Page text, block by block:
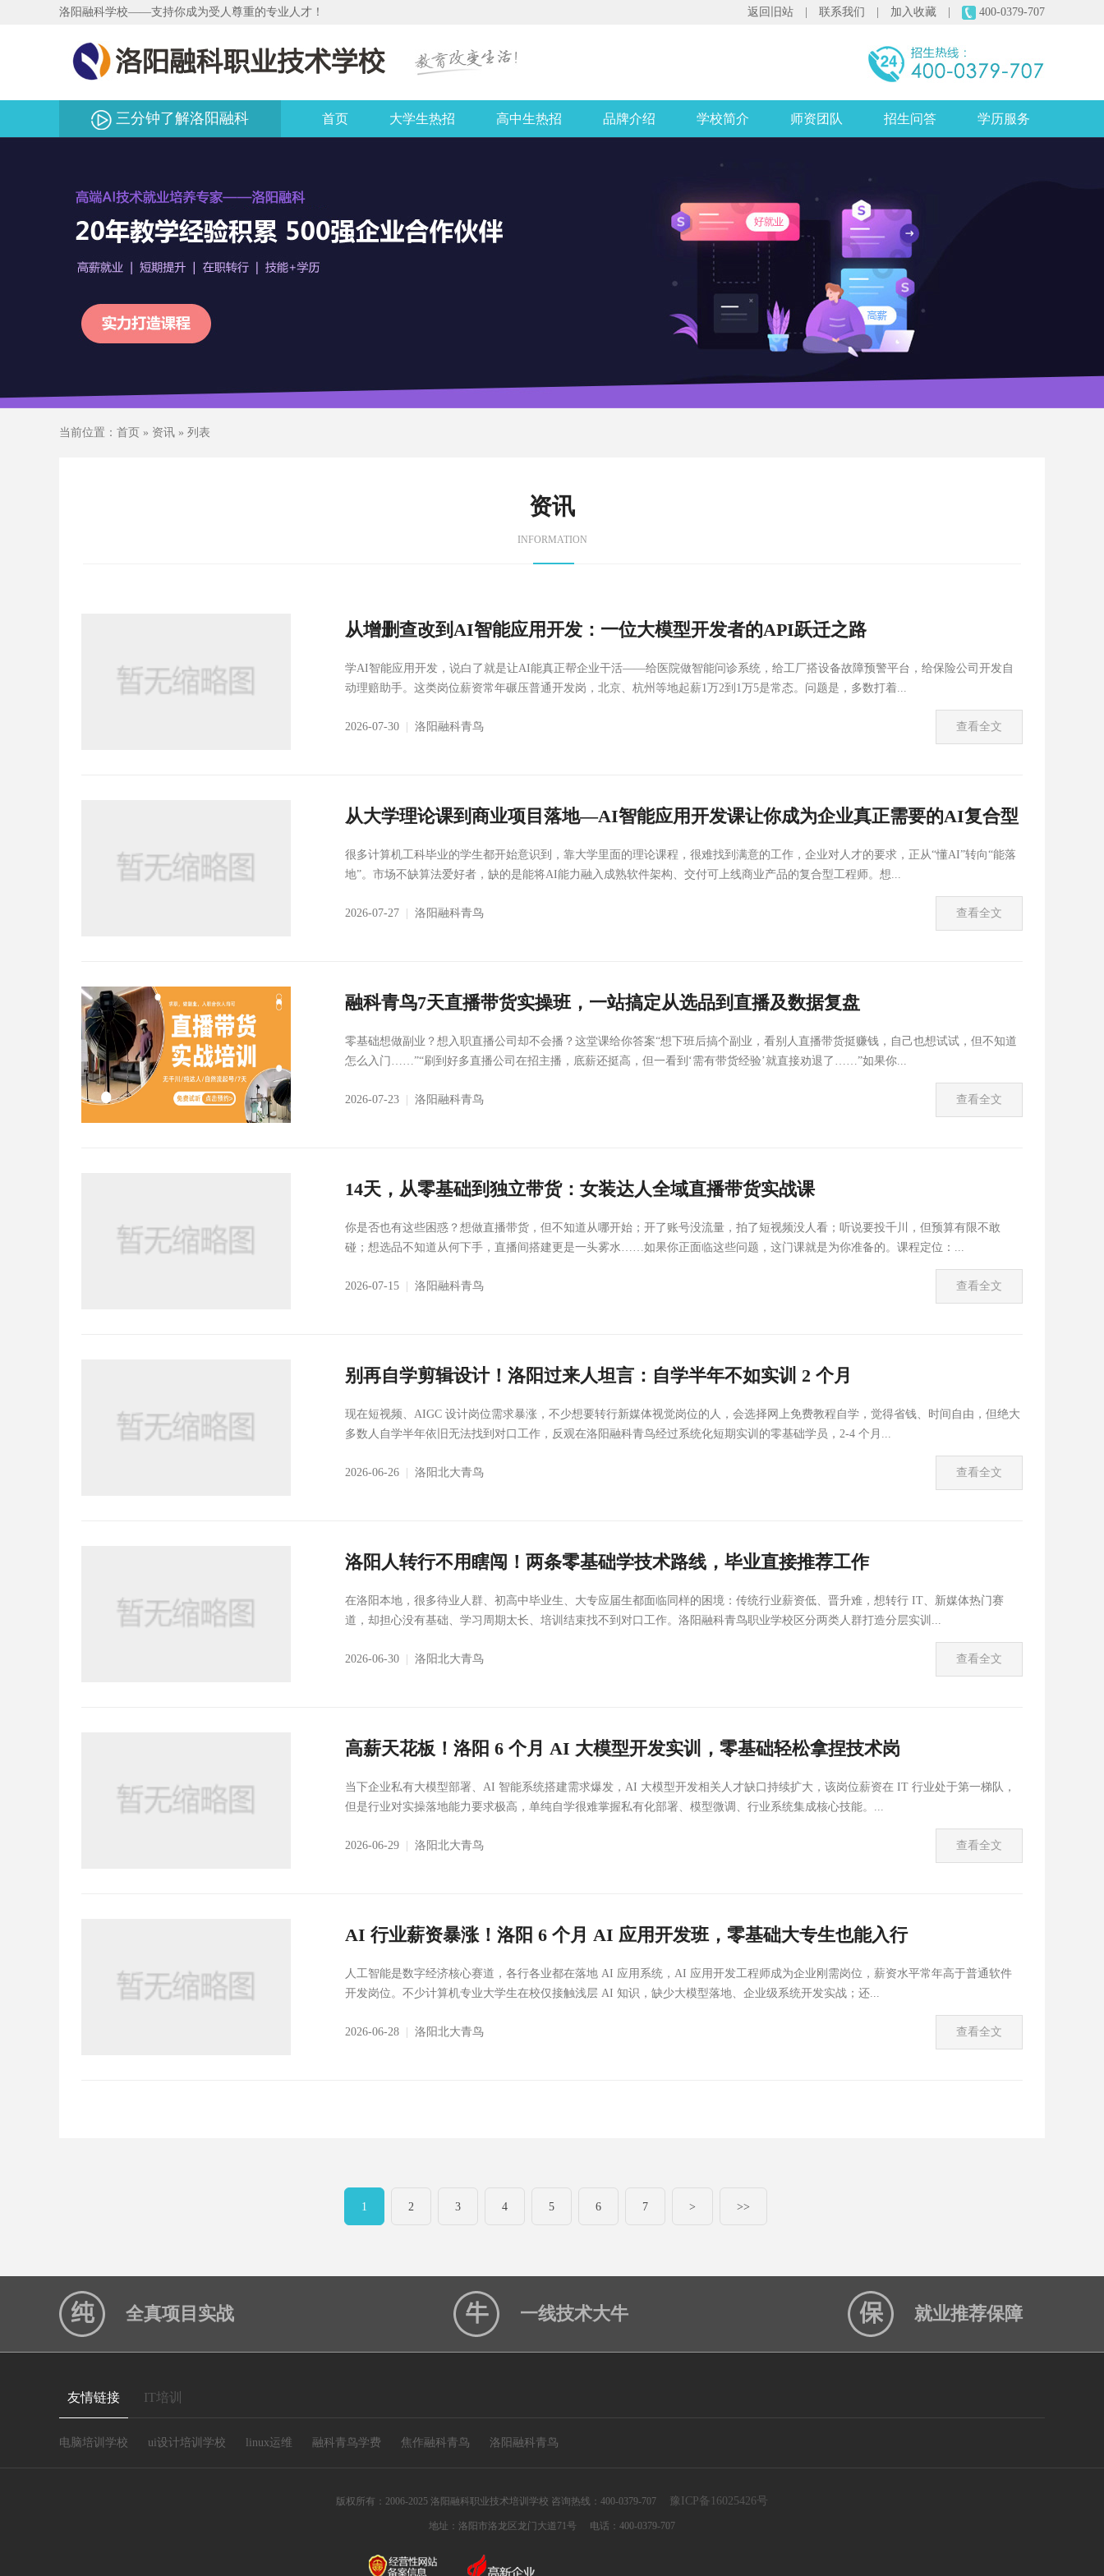
洛阳融科学校——支持你成为受人尊重的专业人才！ 返回旧站 联系我们 加入收藏 400-0379-707
三分钟了解洛阳融科 首页 大学生热招 高中生热招 品牌介绍 学校简介 师资团队 招生问答 学历服务
当前位置： 首页 » 资讯 » 列表
资讯
INFORMATION
从增删查改到AI智能应用开发：一位大模型开发者的API跃迁之路
学AI智能应用开发，说白了就是让AI能真正帮企业干活——给医院做智能问诊系统，给工厂搭设备故障预警平台，给保险公司开发自
动理赔助手。这类岗位薪资常年碾压普通开发岗，北京、杭州等地起薪1万2到1万5是常态。问题是，多数打着...
2026-07-30 洛阳融科青鸟 查看全文
从大学理论课到商业项目落地—AI智能应用开发课让你成为企业真正需要的AI复合型
工程师
很多计算机工科毕业的学生都开始意识到，靠大学里面的理论课程，很难找到满意的工作，企业对人才的要求，正从“懂AI”转向“能落
地”。市场不缺算法爱好者，缺的是能将AI能力融入成熟软件架构、交付可上线商业产品的复合型工程师。想...
2026-07-27 洛阳融科青鸟 查看全文
融科青鸟7天直播带货实操班，一站搞定从选品到直播及数据复盘
零基础想做副业？想入职直播公司却不会播？这堂课给你答案“想下班后搞个副业，看别人直播带货挺赚钱，自己也想试试，但不知道
怎么入门……”“刷到好多直播公司在招主播，底薪还挺高，但一看到‘需有带货经验’就直接劝退了……”如果你...
2026-07-23 洛阳融科青鸟 查看全文
14天，从零基础到独立带货：女装达人全域直播带货实战课
你是否也有这些困惑？想做直播带货，但不知道从哪开始；开了账号没流量，拍了短视频没人看；听说要投千川，但预算有限不敢
碰；想选品不知道从何下手，直播间搭建更是一头雾水……如果你正面临这些问题，这门课就是为你准备的。课程定位：...
2026-07-15 洛阳融科青鸟 查看全文
别再自学剪辑设计！洛阳过来人坦言：自学半年不如实训 2 个月
现在短视频、AIGC 设计岗位需求暴涨，不少想要转行新媒体视觉岗位的人，会选择网上免费教程自学，觉得省钱、时间自由，但绝大
多数人自学半年依旧无法找到对口工作，反观在洛阳融科青鸟经过系统化短期实训的零基础学员，2-4 个月...
2026-06-26 洛阳北大青鸟 查看全文
洛阳人转行不用瞎闯！两条零基础学技术路线，毕业直接推荐工作
在洛阳本地，很多待业人群、初高中毕业生、大专应届生都面临同样的困境：传统行业薪资低、晋升难，想转行 IT、新媒体热门赛
道，却担心没有基础、学习周期太长、培训结束找不到对口工作。洛阳融科青鸟职业学校区分两类人群打造分层实训...
2026-06-30 洛阳北大青鸟 查看全文
高薪天花板！洛阳 6 个月 AI 大模型开发实训，零基础轻松拿捏技术岗
当下企业私有大模型部署、AI 智能系统搭建需求爆发，AI 大模型开发相关人才缺口持续扩大，该岗位薪资在 IT 行业处于第一梯队，
但是行业对实操落地能力要求极高，单纯自学很难掌握私有化部署、模型微调、行业系统集成核心技能。...
2026-06-29 洛阳北大青鸟 查看全文
AI 行业薪资暴涨！洛阳 6 个月 AI 应用开发班，零基础大专生也能入行
人工智能是数字经济核心赛道，各行各业都在落地 AI 应用系统，AI 应用开发工程师成为企业刚需岗位，薪资水平常年高于普通软件
开发岗位。不少计算机专业大学生在校仅接触浅层 AI 知识，缺少大模型落地、企业级系统开发实战；还...
2026-06-28 洛阳北大青鸟 查看全文
1 2 3 4 5 6 7 > >>
全真项目实战 一线技术大牛 就业推荐保障
友情链接 IT培训
电脑培训学校 ui设计培训学校 linux运维 融科青鸟学费 焦作融科青鸟 洛阳融科青鸟
版权所有：2006-2025 洛阳融科职业技术培训学校 咨询热线：400-0379-707 豫ICP备16025426号
地址：洛阳市洛龙区龙门大道71号 电话：400-0379-707